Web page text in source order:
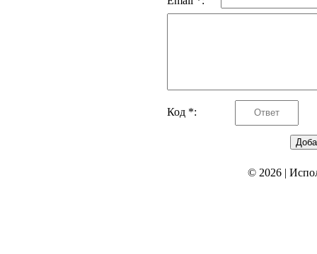
Код *:
© 2026|